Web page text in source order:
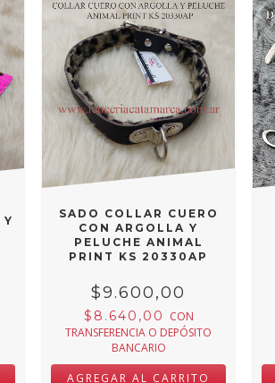
SADO COLLAR CUERO
CON ARGOLLA Y
PELUCHE ANIMAL
PRINT KS 20330AP
$9.600,00
$8.640,00 CON
TRANSFERENCIA O DEPÓSITO
BANCARIO